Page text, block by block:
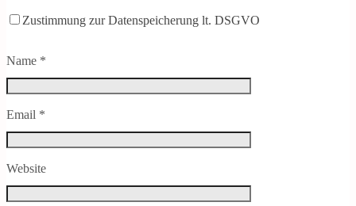
Zustimmung zur Datenspeicherung lt. DSGVO
Name *
Email *
Website